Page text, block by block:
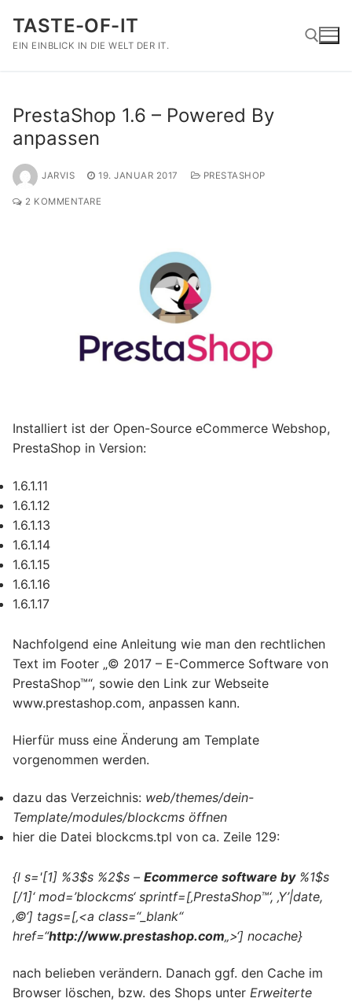
Inhalt
springen
TASTE-OF-IT
EIN EINBLICK IN DIE WELT DER IT.
PrestaShop 1.6 – Powered By
anpassen
JARVIS 19. JANUAR 2017 PRESTASHOP
2 KOMMENTARE
Installiert ist der Open-Source eCommerce Webshop,
PrestaShop in Version:
1.6.1.11
1.6.1.12
1.6.1.13
1.6.1.14
1.6.1.15
1.6.1.16
1.6.1.17
Nachfolgend eine Anleitung wie man den rechtlichen
Text im Footer „© 2017 – E-Commerce Software von
PrestaShop™“, sowie den Link zur Webseite
www.prestashop.com, anpassen kann.
Hierfür muss eine Änderung am Template
vorgenommen werden.
dazu das Verzeichnis: web/themes/dein-
Template/modules/blockcms öffnen
hier die Datei blockcms.tpl von ca. Zeile 129:
{l s='[1] %3$s %2$s – Ecommerce software by%1$s
[/1]‘ mod=’blockcms‘ sprintf=[‚PrestaShop™‘, ‚Y’|date,
‚©‘] tags=[‚<a class=“_blank“
href=“http://www.prestashop.com„>‘] nocache}
nach belieben verändern. Danach ggf. den Cache im
Browser löschen, bzw. des Shops unter Erweiterte